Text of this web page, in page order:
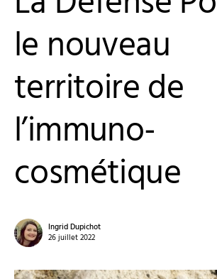
le nouveau
territoire de
l’immuno-
cosmétique
Ingrid Dupichot
26 juillet 2022